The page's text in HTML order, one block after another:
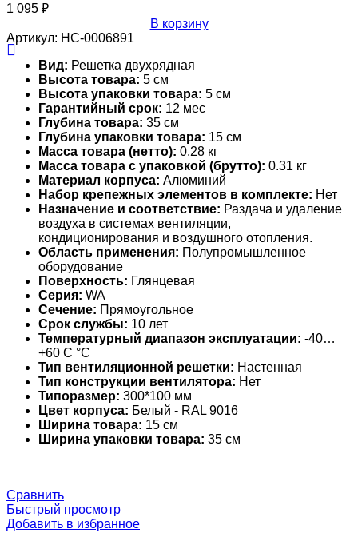
1 095 ₽
В корзину
Артикул: НС-0006891
Вид: Решетка двухрядная
Высота товара: 5 см
Высота упаковки товара: 5 см
Гарантийный срок: 12 мес
Глубина товара: 35 см
Глубина упаковки товара: 15 см
Масса товара (нетто): 0.28 кг
Масса товара с упаковкой (брутто): 0.31 кг
Материал корпуса: Алюминий
Набор крепежных элементов в комплекте: Нет
Назначение и соответствие: Раздача и удаление
воздуха в системах вентиляции,
кондиционирования и воздушного отопления.
Область применения: Полупромышленное
оборудование
Поверхность: Глянцевая
Серия: WA
Сечение: Прямоугольное
Срок службы: 10 лет
Температурный диапазон эксплуатации: -40…
+60 С °С
Тип вентиляционной решетки: Настенная
Тип конструкции вентилятора: Нет
Типоразмер: 300*100 мм
Цвет корпуса: Белый - RAL 9016
Ширина товара: 15 см
Ширина упаковки товара: 35 см
Сравнить
Быстрый просмотр
Добавить в избранное